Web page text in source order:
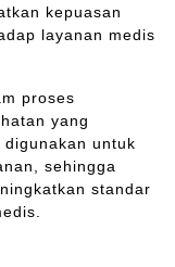
kepuasan
layanan medis
proses
yang
untuk
sehingga
standar